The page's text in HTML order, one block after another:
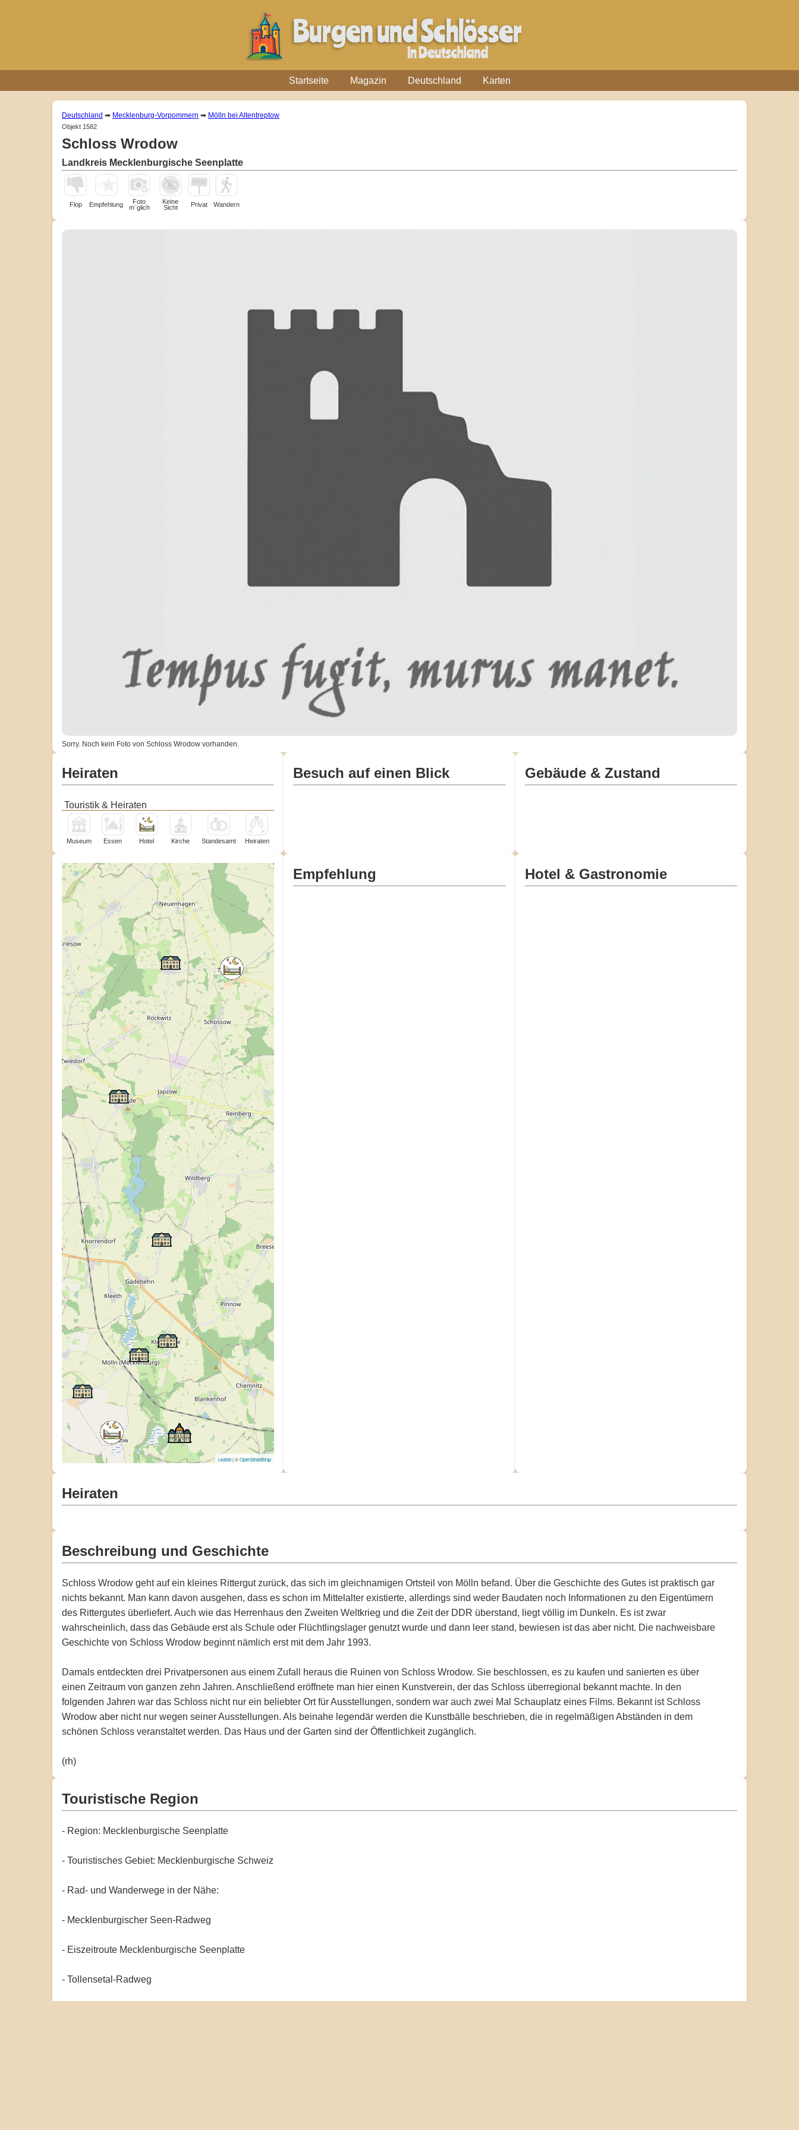
Startseite Magazin Deutschland Karten
Deutschland ➡ Mecklenburg-Vorpommern ➡ Mölln bei Altentreptow
Objekt 1582
Schloss Wrodow
Landkreis Mecklenburgische Seenplatte
Flop Empfehlung
Foto
m¨glich
Keine
Sicht
Privat Wandern
Sorry. Noch kein Foto von Schloss Wrodow vorhanden.
Heiraten
Touristik & Heiraten
Museum Essen Hotel Kirche Standesamt Heiraten
Besuch auf einen Blick Gebäude & Zustand
Leaflet| ©OpenStreetMap
Empfehlung Hotel & Gastronomie
Heiraten
Beschreibung und Geschichte
Schloss Wrodow geht auf ein kleines Rittergut zurück, das sich im gleichnamigen Ortsteil von Mölln befand. Über die Geschichte des Gutes ist praktisch gar
nichts bekannt. Man kann davon ausgehen, dass es schon im Mittelalter existierte, allerdings sind weder Baudaten noch Informationen zu den Eigentümern
des Rittergutes überliefert. Auch wie das Herrenhaus den Zweiten Weltkrieg und die Zeit der DDR überstand, liegt völlig im Dunkeln. Es ist zwar
wahrscheinlich, dass das Gebäude erst als Schule oder Flüchtlingslager genutzt wurde und dann leer stand, bewiesen ist das aber nicht. Die nachweisbare
Geschichte von Schloss Wrodow beginnt nämlich erst mit dem Jahr 1993.
Damals entdeckten drei Privatpersonen aus einem Zufall heraus die Ruinen von Schloss Wrodow. Sie beschlossen, es zu kaufen und sanierten es über
einen Zeitraum von ganzen zehn Jahren. Anschließend eröffnete man hier einen Kunstverein, der das Schloss überregional bekannt machte. In den
folgenden Jahren war das Schloss nicht nur ein beliebter Ort für Ausstellungen, sondern war auch zwei Mal Schauplatz eines Films. Bekannt ist Schloss
Wrodow aber nicht nur wegen seiner Ausstellungen. Als beinahe legendär werden die Kunstbälle beschrieben, die in regelmäßigen Abständen in dem
schönen Schloss veranstaltet werden. Das Haus und der Garten sind der Öffentlichkeit zugänglich.
(rh)
Touristische Region
- Region: Mecklenburgische Seenplatte
- Touristisches Gebiet: Mecklenburgische Schweiz
- Rad- und Wanderwege in der Nähe:
- Mecklenburgischer Seen-Radweg
- Eiszeitroute Mecklenburgische Seenplatte
- Tollensetal-Radweg